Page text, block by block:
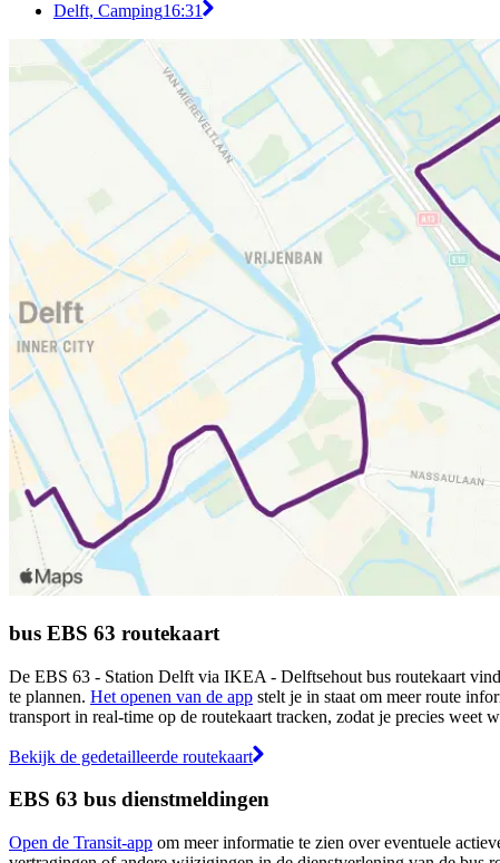
Delft, Camping16:31
bus EBS 63 routekaart
De EBS 63 - Station Delft via IKEA - Delftsehout bus routekaart
te plannen. Het openen van de app stelt je in staat om meer route
transport in real-time op de routekaart tracken, zodat je precies weet
Bekijk de gedetailleerde routekaart
EBS 63 bus dienstmeldingen
Open de Transit-app om meer informatie te zien over eventuele